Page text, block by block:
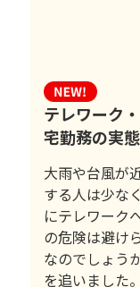
テレワーク
宅勤務の実
大雨や台風が
する人は少な
にテレワーク
の危険は避け
なのでしょう
を追いました